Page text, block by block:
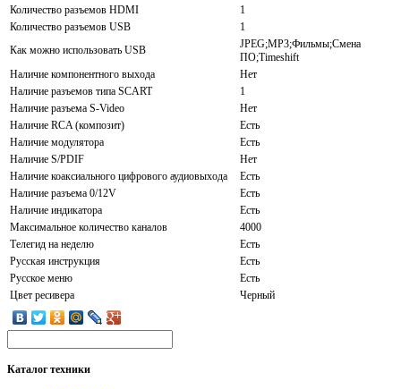
Количество разъемов HDMI
1
Количество разъемов USB
1
Как можно использовать USB
JPEG;MP3;Фильмы;Смена
ПО;Timeshift
Наличие компонентного выхода
Нет
Наличие разъемов типа SCART
1
Наличие разъема S-Video
Нет
Наличие RCA (композит)
Есть
Наличие модулятора
Есть
Наличие S/PDIF
Нет
Наличие коаксиального цифрового аудиовыхода
Есть
Наличие разъема 0/12V
Есть
Наличие индикатора
Есть
Максимальное количество каналов
4000
Телегид на неделю
Есть
Русская инструкция
Есть
Русское меню
Есть
Цвет ресивера
Черный
Каталогтехники